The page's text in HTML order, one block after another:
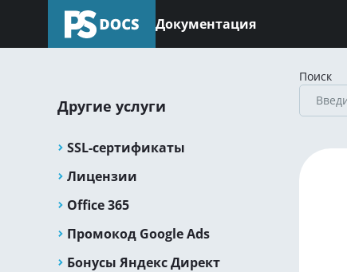
Документация
Другие услуги
SSL-сертификаты
Лицензии
Office 365
Промокод Google Ads
Бонусы Яндекс Директ
Поиск